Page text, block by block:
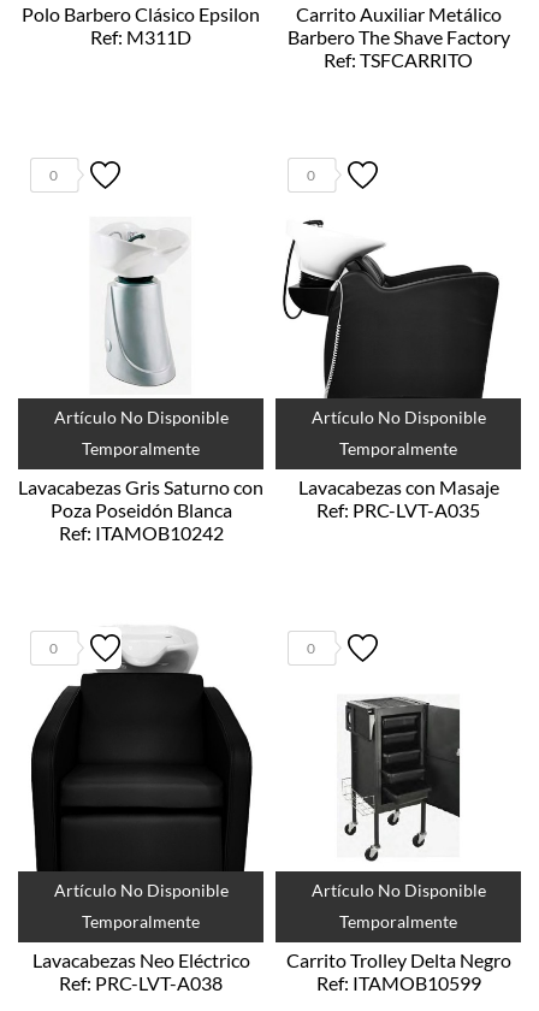
Polo Barbero Clásico Epsilon
Ref: M311D
Carrito Auxiliar Metálico
Barbero The Shave Factory
Ref: TSFCARRITO
Artículo No Disponible
Temporalmente
0
Lavacabezas Gris Saturno con
Poza Poseidón Blanca
Ref: ITAMOB10242
Artículo No Disponible
Temporalmente
0
Lavacabezas con Masaje
Ref: PRC-LVT-A035
Artículo No Disponible
Temporalmente
0
Lavacabezas Neo Eléctrico
Ref: PRC-LVT-A038
Artículo No Disponible
Temporalmente
0
Carrito Trolley Delta Negro
Ref: ITAMOB10599